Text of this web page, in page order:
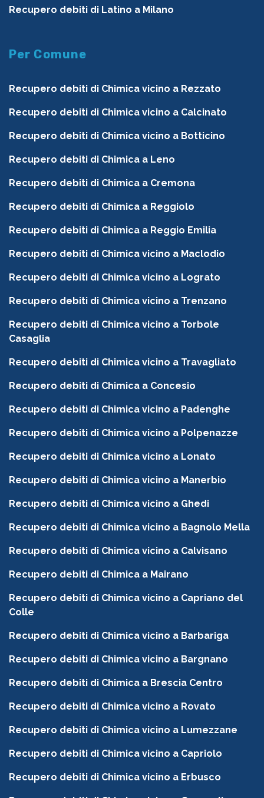
Recupero debiti di Latino a Milano
Per Comune
Recupero debiti di Chimica vicino a Rezzato
Recupero debiti di Chimica vicino a Calcinato
Recupero debiti di Chimica vicino a Botticino
Recupero debiti di Chimica a Leno
Recupero debiti di Chimica a Cremona
Recupero debiti di Chimica a Reggiolo
Recupero debiti di Chimica a Reggio Emilia
Recupero debiti di Chimica vicino a Maclodio
Recupero debiti di Chimica vicino a Lograto
Recupero debiti di Chimica vicino a Trenzano
Recupero debiti di Chimica vicino a Torbole
Casaglia
Recupero debiti di Chimica vicino a Travagliato
Recupero debiti di Chimica a Concesio
Recupero debiti di Chimica vicino a Padenghe
Recupero debiti di Chimica vicino a Polpenazze
Recupero debiti di Chimica vicino a Lonato
Recupero debiti di Chimica vicino a Manerbio
Recupero debiti di Chimica vicino a Ghedi
Recupero debiti di Chimica vicino a Bagnolo Mella
Recupero debiti di Chimica vicino a Calvisano
Recupero debiti di Chimica a Mairano
Recupero debiti di Chimica vicino a Capriano del
Colle
Recupero debiti di Chimica vicino a Barbariga
Recupero debiti di Chimica vicino a Bargnano
Recupero debiti di Chimica a Brescia Centro
Recupero debiti di Chimica vicino a Rovato
Recupero debiti di Chimica vicino a Lumezzane
Recupero debiti di Chimica vicino a Capriolo
Recupero debiti di Chimica vicino a Erbusco